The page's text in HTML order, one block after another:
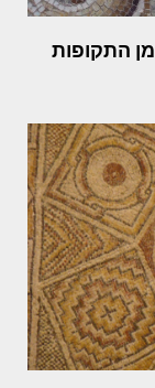
התקופות